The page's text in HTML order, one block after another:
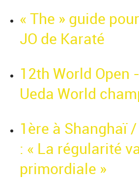
« The » guide
JO de Karaté
12th World Open
Ueda World
1ère à Shanghaï
: « La régularité
primordiale »